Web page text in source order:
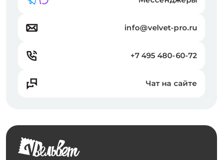
info@velvet-pro.ru
+7 495 480-60-72
Чат на сайте